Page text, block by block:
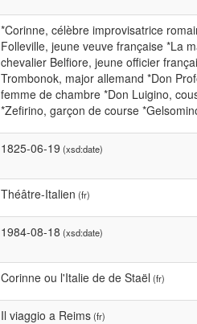
*Corinne, célèbre improvisatrice
Folleville, jeune veuve française *La
chevalier Belfiore, jeune officier
Trombonok, major allemand *Don
femme de chambre *Don Luigino,
*Zefirino, garçon de course
1825-06-19 (xsd:date)
Théâtre-Italien (fr)
1984-08-18 (xsd:date)
Corinne ou l'Italie de de Staël (fr)
Il viaggio a Reims(fr)